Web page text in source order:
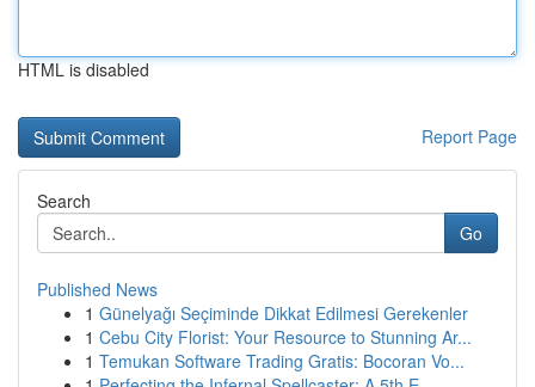
HTML is disabled
Report Page
Search
Go
Published News
1 Günelyağı Seçiminde Dikkat Edilmesi Gerekenler
1 Cebu City Florist: Your Resource to Stunning Ar...
1 Temukan Software Trading Gratis: Bocoran Vo...